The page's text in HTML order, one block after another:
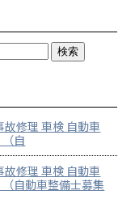
修理 車検 自動車
自
修理 車検 自動車
自動車整備士募集